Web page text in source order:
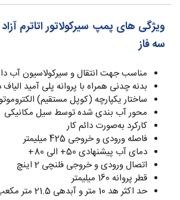
سه فاز
مناسب جهت انتقال و سیرکولاسیون آب
بدنه چدنی همراه با پروانه پلی آمید الیاف
ساختار یکپارچه (کوپل مستقیم)
محور آب بندی شده توسط سیل مکانیکی
کارکرد به‌صورت دائم کار
فاصله ورودی و خروجی 425 میلیمتر
دمای آب پیشنهادی 50+ الی 80+
اتصال ورودی و خروجی فلنچی 2 اینچ
قطر پروانه 160 میلیمتر
حد اکثر هد 10 متر و آبدهی 21.5 متر مکعب در ساعت